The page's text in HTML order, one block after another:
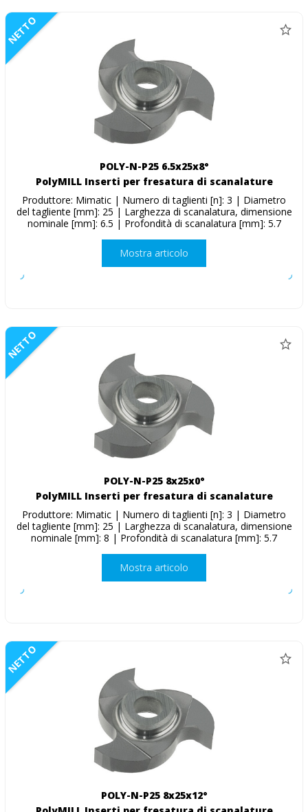
NETTO
POLY-N-P25 6.5x25x8°
PolyMILL Inserti per fresatura di scanalature
Produttore: Mimatic | Numero di taglienti [n]: 3 | Diametro
del tagliente [mm]: 25 | Larghezza di scanalatura, dimensione
nominale [mm]: 6.5 | Profondità di scanalatura [mm]: 5.7
Mostra articolo
NETTO
POLY-N-P25 8x25x0°
PolyMILL Inserti per fresatura di scanalature
Produttore: Mimatic | Numero di taglienti [n]: 3 | Diametro
del tagliente [mm]: 25 | Larghezza di scanalatura, dimensione
nominale [mm]: 8 | Profondità di scanalatura [mm]: 5.7
Mostra articolo
NETTO
POLY-N-P25 8x25x12°